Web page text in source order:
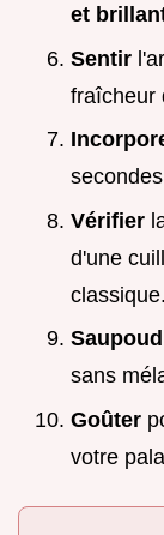
et
Sentir
fraîcheur
Vérifier
d'une
classique.
sans
Goûter
votre